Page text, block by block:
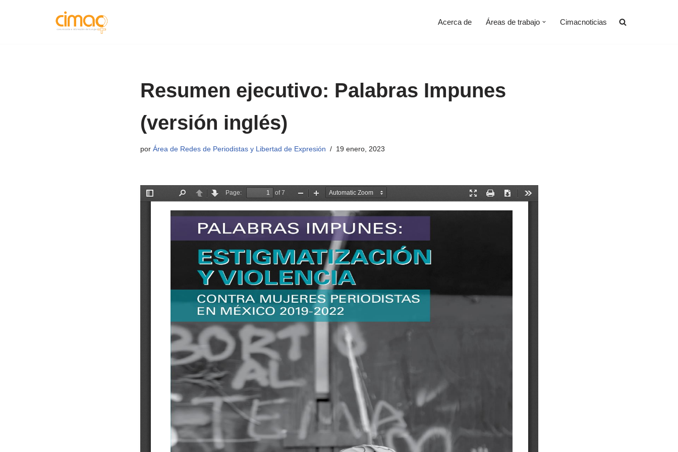
Acerca de Áreas de trabajo Cimacnoticias
Resumen ejecutivo: Palabras Impunes
(versión inglés)
por Área de Redes de Periodistas y Libertad de Expresión 19 enero, 2023